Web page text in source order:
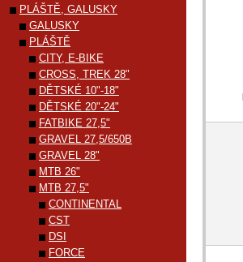
PLÁŠTĚ, GALUSKY
GALUSKY
PLÁŠTĚ
CITY, E-BIKE
CROSS, TREK 28"
DĚTSKÉ 10"-18"
DĚTSKÉ 20"-24"
FATBIKE 27,5"
GRAVEL 27,5/650B
GRAVEL 28"
MTB 26"
MTB 27,5"
CONTINENTAL
CST
DSI
FORCE